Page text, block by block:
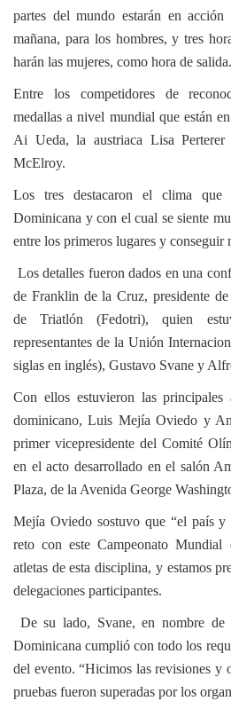
partes del mundo estarán en
mañana, para los hombres, y tres
harán las mujeres, como hora de salida.
Entre los competidores de
medallas a nivel mundial que están
Ai Ueda, la austriaca Lisa
McElroy.
Los tres destacaron el clima que
Dominicana y con el cual se siente
entre los primeros lugares y conseguir
Los detalles fueron dados en una
de Franklin de la Cruz, presidente
de Triatlón (Fedotri), quien
representantes de la Unión
siglas en inglés), Gustavo Svane y
Con ellos estuvieron las principales
dominicano, Luis Mejía Oviedo y
primer vicepresidente del Comité
en el acto desarrollado en el salón
Plaza, de la Avenida George
Mejía Oviedo sostuvo que “el país y
reto con este Campeonato
atletas de esta disciplina, y estamos
delegaciones participantes.
De su lado, Svane, en nombre
Dominicana cumplió con todo los
del evento. “Hicimos las revisiones y
pruebas fueron superadas por los